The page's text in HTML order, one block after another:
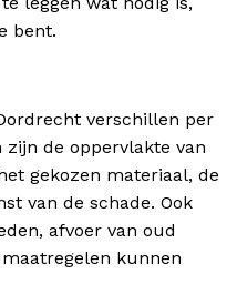
bent.
verschillen per
de oppervlakte van
gekozen materiaal, de
van de schade. Ook
afvoer van oud
kunnen